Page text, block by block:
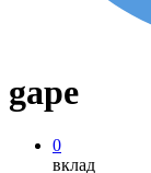
gape
0
вклад